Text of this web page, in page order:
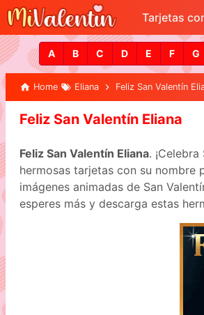
Tarjetas
A B C D E F G
Home Eliana Feliz San Valentín
Feliz San Valentín Eliana
Feliz San Valentín Eliana.
hermosas tarjetas con su nombre
imágenes animadas de San
esperes más y descarga estas